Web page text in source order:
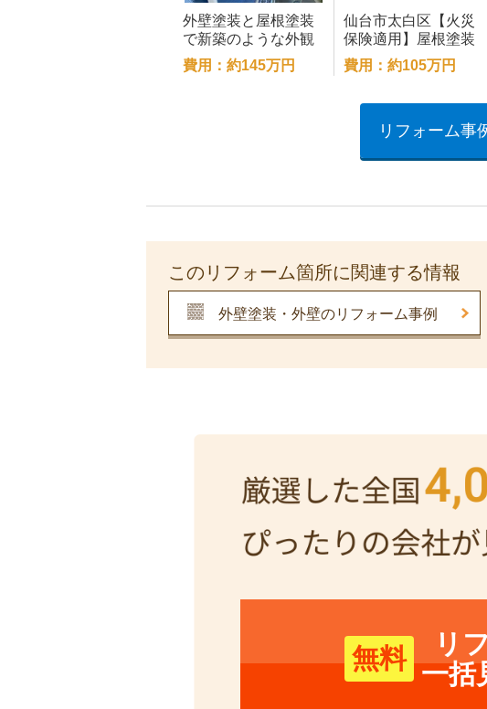
外壁塗装と屋根塗装
で新築のような外観
にリフォーム
費用：約145万円
仙台市太白区【火災
保険適用】屋根塗装
工事・外壁塗装工事
費用：約105万円
リフォーム事
このリフォーム箇所に関連する情報
外壁塗装・外壁のリフォーム事例
無料
リ
一括